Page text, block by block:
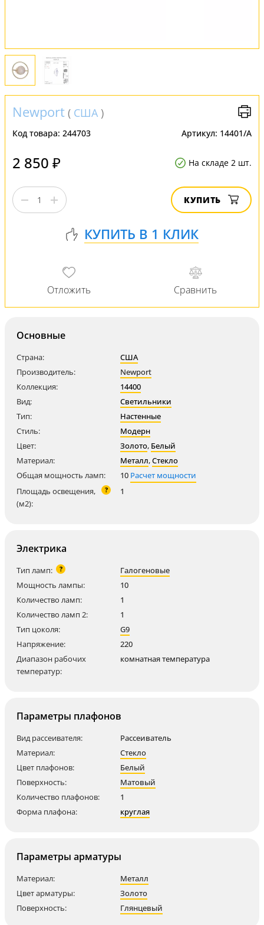
Newport ( США )
Код товара: 244703 Артикул: 14401/A
2 850 ₽ На складе 2 шт.
КУПИТЬ
Основные
Страна:
США
Производитель:
Newport
Коллекция:
14400
Вид:
Светильники
Тип:
Настенные
Стиль:
Модерн
Цвет:
Золото, Белый
Материал:
Металл,Стекло
Общая мощность ламп:
10 Расчет мощности
Площадь освещения,
(м2):
? 1
Электрика
Тип ламп: ?
Галогеновые
Мощность лампы:
10
Количество ламп:
1
Количество ламп 2:
1
Тип цоколя:
G9
Напряжение:
220
Диапазон рабочих
температур:
комнатная температура
Параметры плафонов
Вид рассеивателя:
Рассеиватель
Материал:
Стекло
Цвет плафонов:
Белый
Поверхность:
Матовый
Количество плафонов:
1
Форма плафона:
круглая
Параметры арматуры
Материал:
Металл
Цвет арматуры:
Золото
Поверхность:
Глянцевый